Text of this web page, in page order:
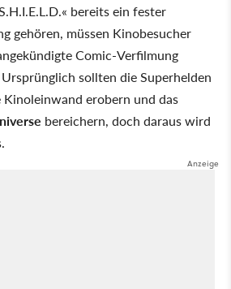
bereits ein fester
gehören, müssen Kinobesucher
Comic-Verfilmung
sollten die Superhelden
Kinoleinwand erobern und das
bereichern, doch daraus wird